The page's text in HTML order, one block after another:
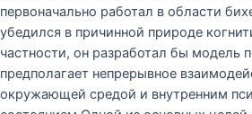
первоначально работал в области
убедился в причинной природе
частности, он разработал бы модель
предполагает непрерывное
окружающей средой и внутренним